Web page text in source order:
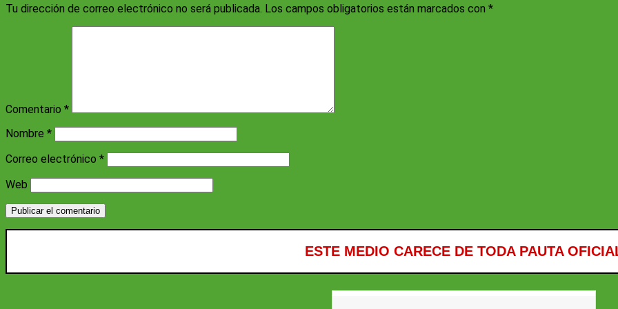
Tu dirección de correo electrónico no será publicada. Los campos obligatorios están marcados con *
Comentario *
Nombre *
Correo electrónico *
Web
ESTE MEDIO CARECE DE TODA PAUTA